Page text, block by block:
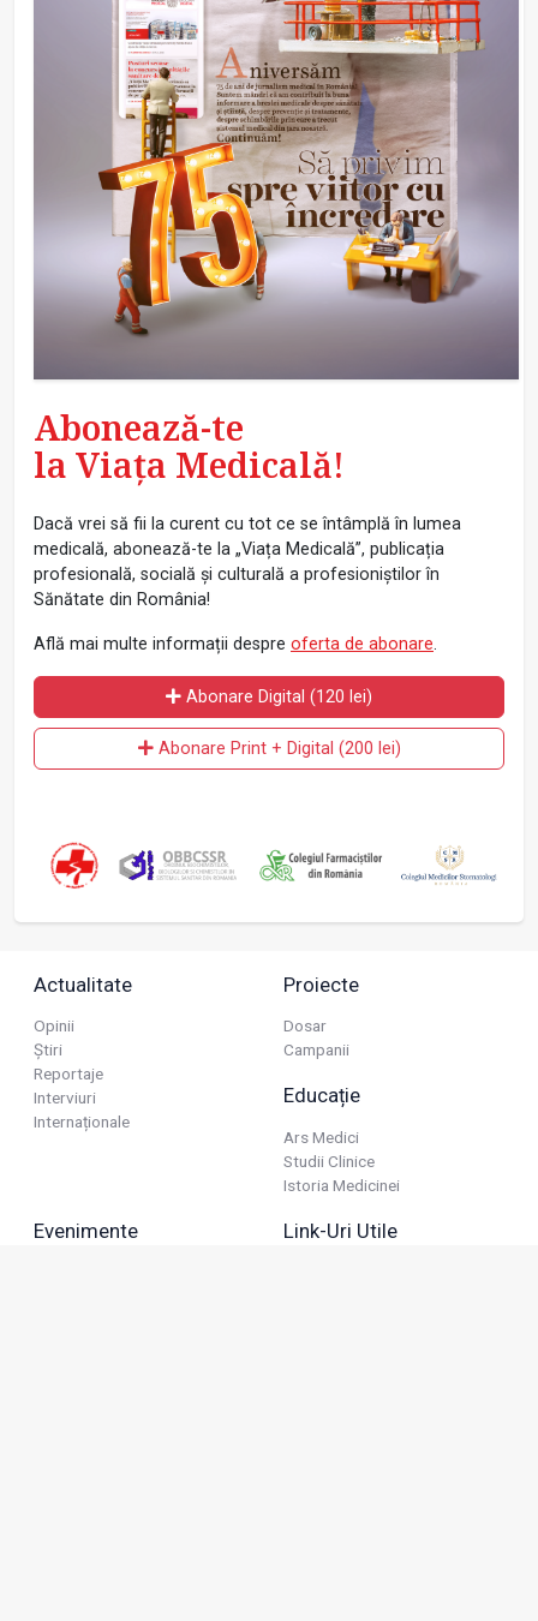
Abonează-te
la Viața Medicală!
Dacă vrei să fii la curent cu tot ce se întâmplă în lumea
medicală, abonează-te la „Viața Medicală”, publicația
profesională, socială și culturală a profesioniștilor în
Sănătate din România!
Află mai multe informații despre oferta de abonare.
Abonare Digital (120 lei)
Abonare Print + Digital (200 lei)
Actualitate
Opinii
Știri
Reportaje
Interviuri
Internaționale
Proiecte
Dosar
Campanii
Educație
Ars Medici
Studii Clinice
Istoria Medicinei
Evenimente Link-Uri Utile